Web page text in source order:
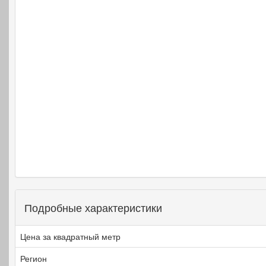
Подробные характеристики
Цена за квадратный метр
Регион